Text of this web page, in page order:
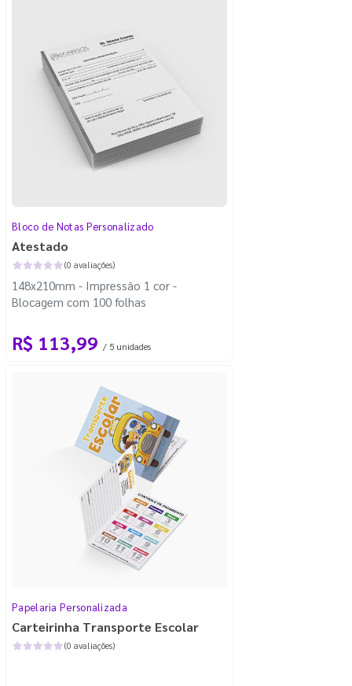
Bloco de Notas Personalizado
Atestado
(0 avaliações)
148x210mm - Impressão 1 cor -
Blocagem com 100 folhas
R$ 113,99 / 5 unidades
Papelaria Personalizada
Carteirinha Transporte Escolar
(0 avaliações)